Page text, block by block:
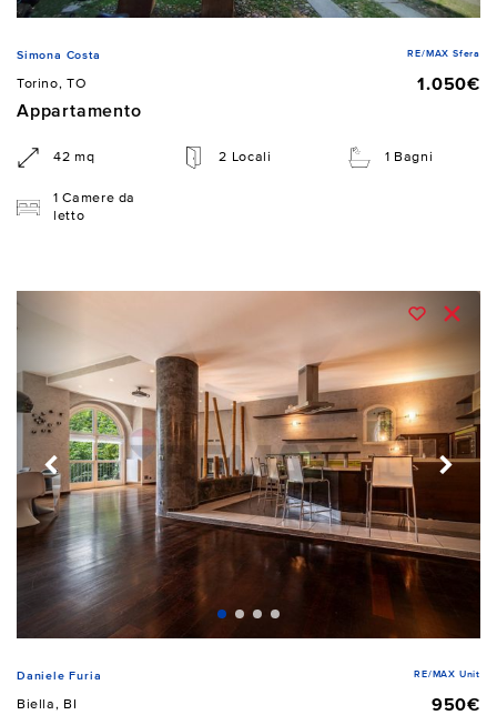
Simona Costa RE/MAX Sfera
Torino, TO
1.050€
Appartamento
42 mq 2 Locali 1 Bagni
1 Camere da
letto
Daniele Furia RE/MAX Unit
Biella, BI
950€